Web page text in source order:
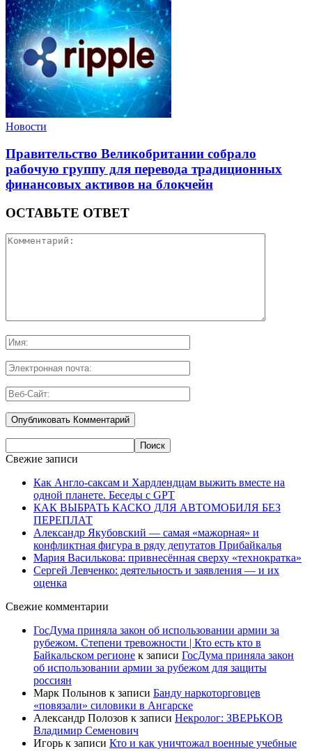
Новости
Правительство Великобритании собрало
рабочую группу для перевода традиционных
финансовых активов на блокчейн
ОСТАВЬТЕ ОТВЕТ
Свежие записи
Как Англо-саксам и Хардлендцам выжить вместе на
одной планете. Беседы с GPT
КАК ВЫБРАТЬ КАСКО ДЛЯ АВТОМОБИЛЯ БЕЗ
ПЕРЕПЛАТ
Александр Якубовский — самая «мажорная» и
конфликтная фигура в ряду депутатов Прибайкалья
Мария Василькова: привнесённая сверху «технократка»
Сергей Левченко: деятельность и заявления — и их
оценка
Свежие комментарии
ГосДума приняла закон об использовании армии за
рубежом. Степени тревожности | Кто есть кто в
Байкальском регионе к записи ГосДума приняла закон
об использовании армии за рубежом для защиты
россиян
Марк Полынов к записи Банду наркоторговцев
«повязали» силовики в Ангарске
Александр Полозов к записи Некролог: ЗВЕРЬКОВ
Владимир Семенович
Игорь к записи Кто и как уничтожал военные учебные